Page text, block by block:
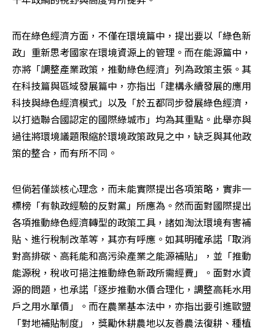
而在綠色經濟方面，不僅在環境篇中，提出要以「綠色新
政」重新思考國家在環境資源上的管理。而在能源篇中，
亦將「調整產業政策，推動綠色經濟」列為政策主張。其
在科技篇與區域發展篇中，亦指出「建構永續發展的應用
科技與綠色經濟模式」以及「於五都同步發展綠色經濟，
以打造聯合國認定的國際綠城市」均為其重點。此舉亦與
過往將環境議題限縮於環境政策政見之中，缺乏與其他政
策的整合，而有所不同。
但倘若僅談核心理念，而未能實際提出各項策略，實非一
標榜「有執政經驗的反對黨」所應為。然而面對國際提出
各項推動綠色經濟轉型的政策工具，諸如淘汰環境有害補
貼、進行稅制改革等，其亦有呼應。如其明確承諾「取消
對高排碳、高耗能和高污染產業之能源補貼」，並「推動
能源稅，稅收可挹注推動綠色新政所需經費」。面對水資
源的問題，也承諾「逐步推動水價合理化，調整高耗水用
戶之用水單價」。而在農業基本法中，亦指出要引進歐盟
「對地補貼制度」，獎勵休耕農地以友善農法復耕、種植